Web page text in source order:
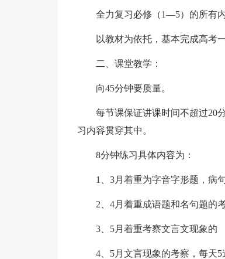
全力复习必修（1—5）的所有
以教材为依托，基本完成高考
二、课堂教学：
向45分钟要质量。
每节课保证讲课时间不超过20
习内容贯穿其中。
8分钟练习具体内容为：
1、3月着重为字音字形题，病
2、4月着重成语题和名句题的考
3、5月着重考察文言文现象的
4、5月文言现象的考察，每天5